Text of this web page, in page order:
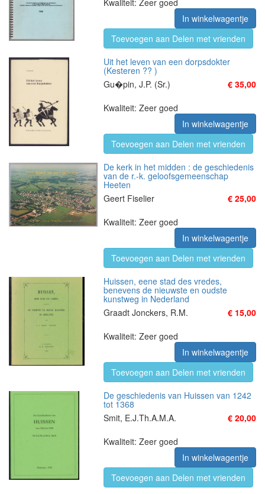
Kwaliteit: Zeer goed
In winkelwagentje
Toevoegen aan Delen met vrienden
Uit het leven van een dorpsdokter
(Kesteren ?? )
Gu�pin, J.P. (Sr.)
€ 35,00
Kwaliteit: Zeer goed
In winkelwagentje
Toevoegen aan Delen met vrienden
De kerk in het midden : de geschiedenis
van de r.-k. geloofsgemeenschap
Heeten
Geert Fiselier
€ 25,00
Kwaliteit: Zeer goed
In winkelwagentje
Toevoegen aan Delen met vrienden
Huissen, eene stad des vredes,
benevens de nieuwste en oudste
kunstweg in Nederland
Graadt Jonckers, R.M.
€ 15,00
Kwaliteit: Zeer goed
In winkelwagentje
Toevoegen aan Delen met vrienden
De geschiedenis van Huissen van 1242
tot 1368
Smit, E.J.Th.A.M.A.
€ 20,00
Kwaliteit: Zeer goed
In winkelwagentje
Toevoegen aan Delen met vrienden